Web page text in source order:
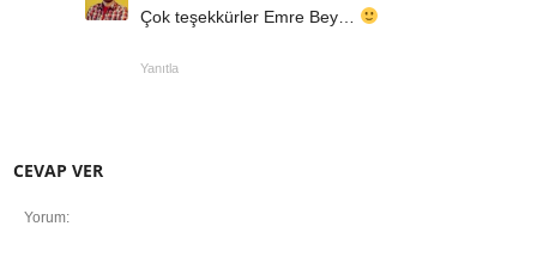
Çok teşekkürler Emre Bey…
Yanıtla
CEVAP VER